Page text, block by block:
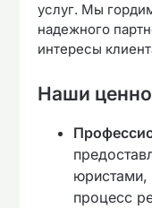
услуг. Мы
надежного
интересы
Наши
юристами,
процесс